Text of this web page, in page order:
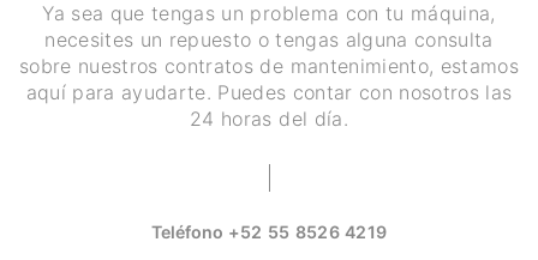
Ya sea que tengas un problema con tu máquina,
necesites un repuesto o tengas alguna consulta
sobre nuestros contratos de mantenimiento, estamos
aquí para ayudarte. Puedes contar con nosotros las
24 horas del día.
Teléfono +52 55 8526 4219